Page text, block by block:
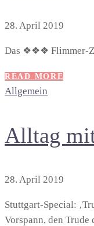
28. April 2019
Das ❖❖❖ Flimmer-
READ MORE
Allgemein
Alltag
28. April 2019
Stuttgart-Special:
Vorspann, den